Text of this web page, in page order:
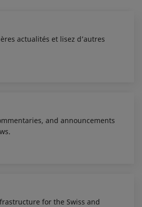
actualités et lisez d’autres
and announcements
for the Swiss and